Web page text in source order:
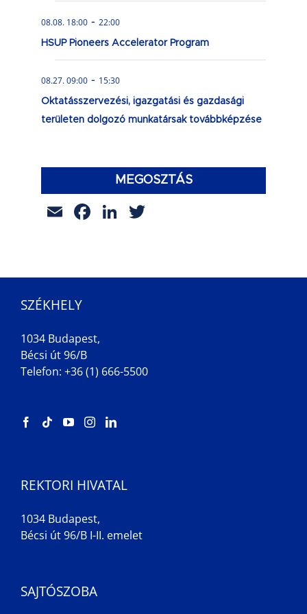
08.08. 18:00 - 22:00
HSUP Pioneers Accelerator Program
08.27. 09:00 - 15:30
Oktatásszervezési, igazgatási és gazdasági
területen dolgozó munkatársak továbbképzése
MEGOSZTÁS
EmailFacebook
LinkedIn
SZÉKHELY
1034 Budapest,
Bécsi út 96/B
Telefon: +36 (1) 666-5500
REKTORI HIVATAL
1034 Budapest,
Bécsi út 96/B I-II. emelet
SAJTÓSZOBA